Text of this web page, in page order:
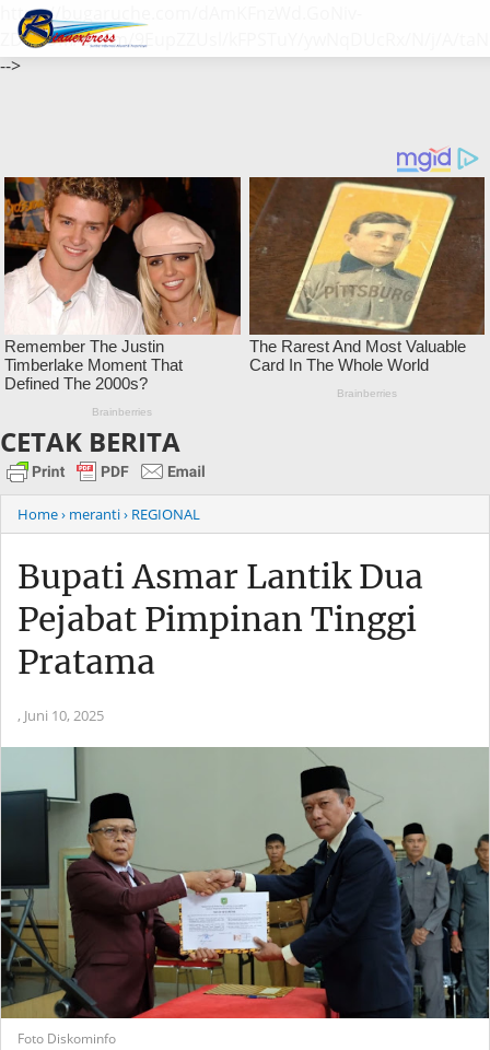
https://bugaruche.com/dAmKFnzWd.GoNiv-
ZDGvUM/DeFm/9EupZZUsl/kFPSTuY/ywNqDUcRx/N/j/A/
-->
CETAK BERITA
Home› meranti› REGIONAL
Bupati Asmar Lantik Dua
Pejabat Pimpinan Tinggi
Pratama
, Juni 10, 2025
Foto Diskominfo